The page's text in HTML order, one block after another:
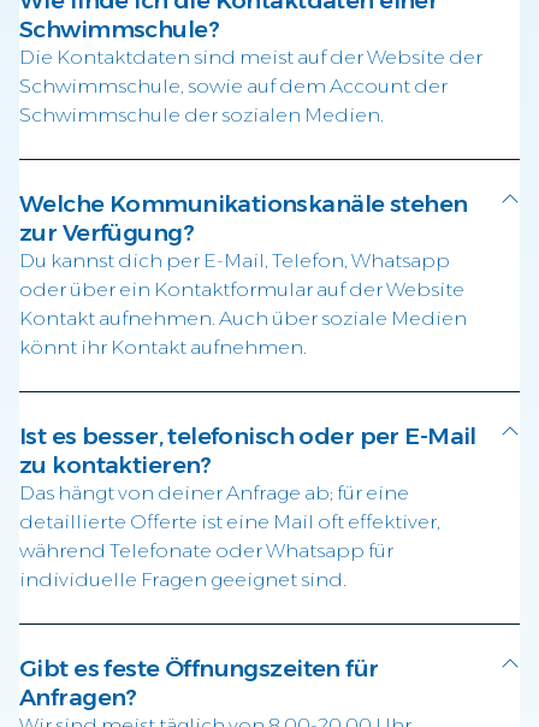
Schwimmschule?
Die Kontaktdaten sind meist auf der Website der
Schwimmschule, sowie auf dem Account der
Schwimmschule der sozialen Medien.
Welche Kommunikationskanäle stehen
zur Verfügung?
Du kannst dich per E-Mail, Telefon, Whatsapp
oder über ein Kontaktformular auf der Website
Kontakt aufnehmen. Auch über soziale Medien
könnt ihr Kontakt aufnehmen.
Ist es besser, telefonisch oder per E-Mail
zu kontaktieren?
Das hängt von deiner Anfrage ab; für eine
detaillierte Offerte ist eine Mail oft effektiver,
während Telefonate oder Whatsapp für
individuelle Fragen geeignet sind.
Gibt es feste Öffnungszeiten für
Anfragen?